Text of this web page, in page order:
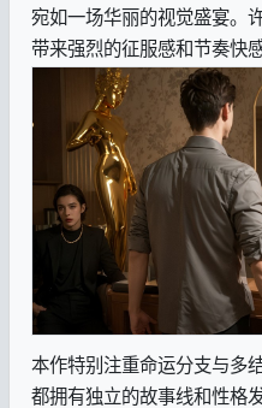
宛如一场华丽的视觉盛宴。
带来强烈的征服感和节奏快感
本作特别注重命运分支与多
都拥有独立的故事线和性格